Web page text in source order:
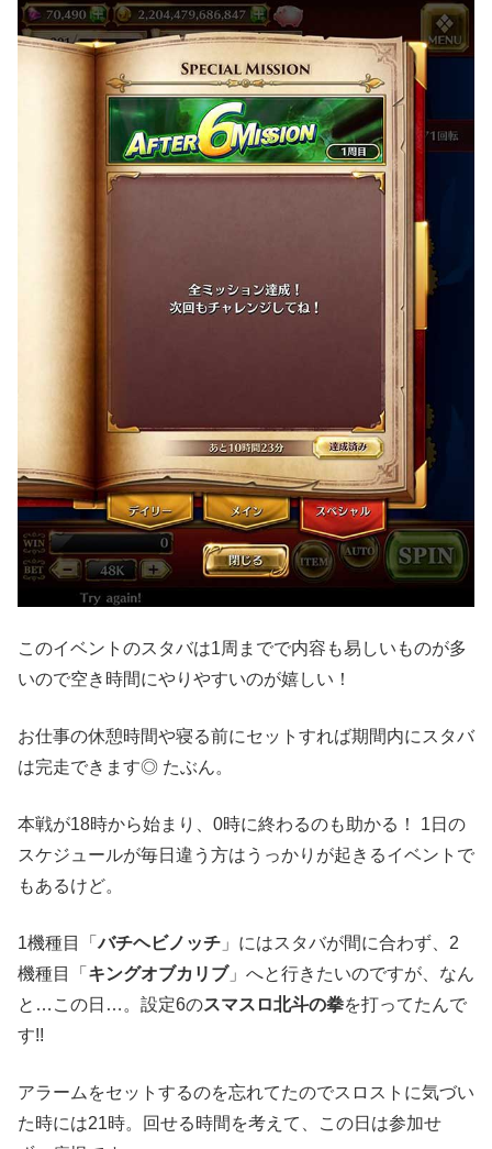
このイベントのスタバは1周までで内容も易しいものが多
いので空き時間にやりやすいのが嬉しい！
お仕事の休憩時間や寝る前にセットすれば期間内にスタバ
は完走できます◎ たぶん。
本戦が18時から始まり、0時に終わるのも助かる！ 1日の
スケジュールが毎日違う方はうっかりが起きるイベントで
もあるけど。
1機種目「バチヘビノッチ 」にはスタバが間に合わず、2
機種目「 キングオブカリブ」へと行きたいのですが、なん
と…この日…。設定6のスマスロ北斗の拳を打ってたんで
す!!
アラームをセットするのを忘れてたのでスロストに気づい
た時には21時。回せる時間を考えて、この日は参加せ